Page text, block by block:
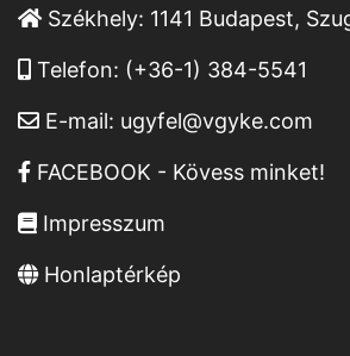
Székhely: 1141 Budapest,
Telefon: (+36-1) 384-5541
E-mail: ugyfel@vgyke.com
FACEBOOK - Kövess minket!
Impresszum
Honlaptérkép